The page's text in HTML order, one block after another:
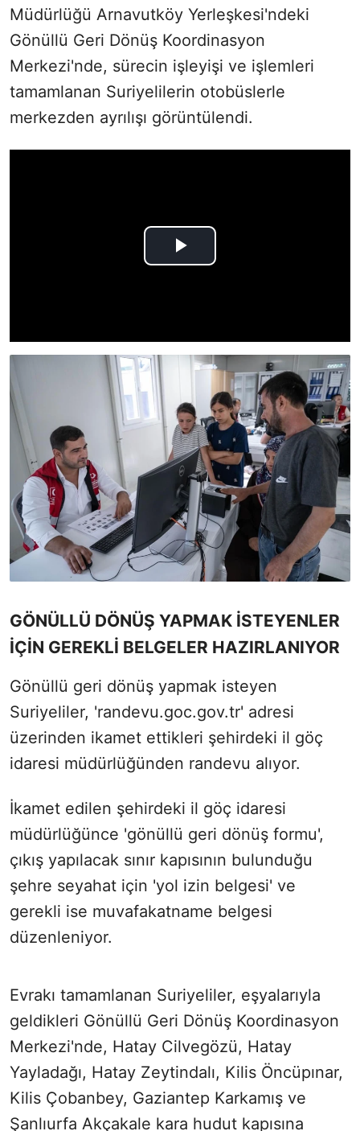
Müdürlüğü Arnavutköy Yerleşkesi'ndeki
Gönüllü Geri Dönüş Koordinasyon
Merkezi'nde, sürecin işleyişi ve işlemleri
tamamlanan Suriyelilerin otobüslerle
merkezden ayrılışı görüntülendi.
GÖNÜLLÜ DÖNÜŞ YAPMAK İSTEYENLER
İÇİN GEREKLİ BELGELER HAZIRLANIYOR
Gönüllü geri dönüş yapmak isteyen
Suriyeliler, 'randevu.goc.gov.tr' adresi
üzerinden ikamet ettikleri şehirdeki il göç
idaresi müdürlüğünden randevu alıyor.
İkamet edilen şehirdeki il göç idaresi
müdürlüğünce 'gönüllü geri dönüş formu',
çıkış yapılacak sınır kapısının bulunduğu
şehre seyahat için 'yol izin belgesi' ve
gerekli ise muvafakatname belgesi
düzenleniyor.
Evrakı tamamlanan Suriyeliler, eşyalarıyla
geldikleri Gönüllü Geri Dönüş Koordinasyon
Merkezi'nde, Hatay Cilvegözü, Hatay
Yayladağı, Hatay Zeytindalı, Kilis Öncüpınar,
Kilis Çobanbey, Gaziantep Karkamış ve
Şanlıurfa Akçakale kara hudut kapısına